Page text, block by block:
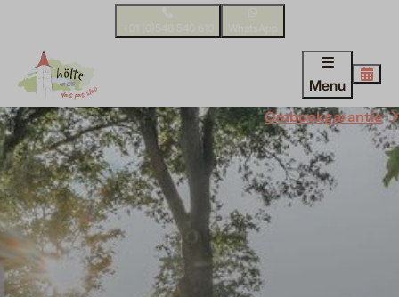
Menu
Omboekgarantie